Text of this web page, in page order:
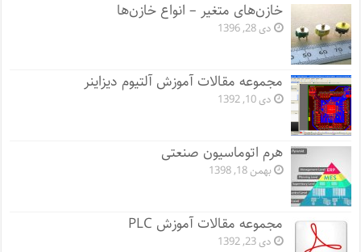
خازن‌های متغیر – انواع خازن‌ها
دی 28, 1396
مجموعه مقالات آموزش آلتیوم دیزاینر
دی 10, 1392
هرم اتوماسیون صنعتی
بهمن 18, 1398
مجموعه مقالات آموزش PLC
دی 23, 1392